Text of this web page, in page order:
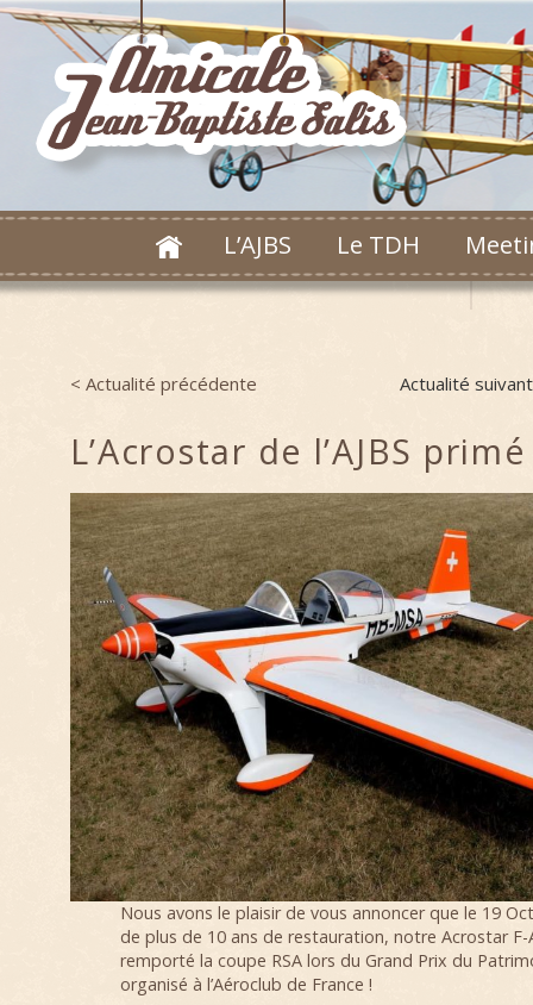
L’AJBS Le TDH
Post navigation
Actualité
< Actualité précédente
L’Acrostar de l’AJBS
Nous avons le plaisir de vous annoncer que le 19
de plus de 10 ans de restauration, notre Acrostar F-
remporté la coupe RSA lors du Grand Prix du
organisé à l’Aéroclub de France !